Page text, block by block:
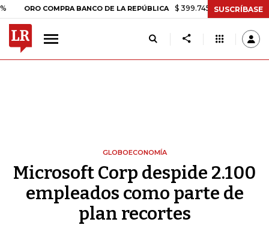
COMPRA BANCO DE LA REPÚBLICA $ 399.745,16 +$ 2.295,71 +0,58%
SUSCRÍBASE
GLOBOECONOMÍA
Microsoft Corp despide 2.100
empleados como parte de
plan recortes